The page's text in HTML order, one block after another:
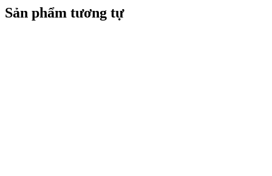
Sản phẩm tương tự